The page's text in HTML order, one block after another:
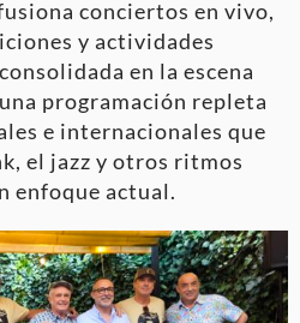
conciertos en vivo,
y actividades
en la escena
programación repleta
e internacionales que
el jazz y otros ritmos
enfoque actual.